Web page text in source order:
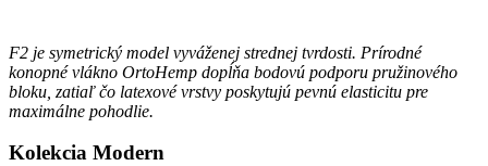
F2 je symetrický model vyváženej strednej tvrdosti. Prírodné
konopné vlákno OrtoHemp dopĺňa bodovú podporu pružinového
bloku, zatiaľ čo latexové vrstvy poskytujú pevnú elasticitu pre
maximálne pohodlie.
Kolekcia Modern